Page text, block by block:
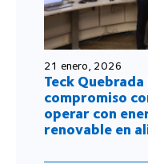
21 enero, 2026
Teck
compromiso
operar con
renovable en